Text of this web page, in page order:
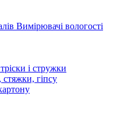
Вимірювачі вологості
і стружки
гіпсу